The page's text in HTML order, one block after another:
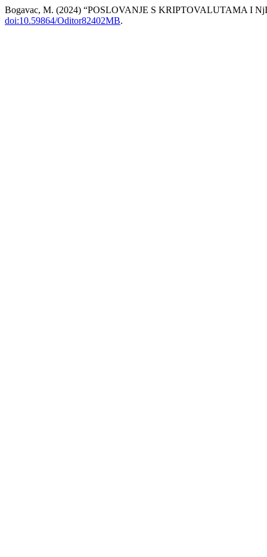
Bogavac, M. (2024) “POSLOVANJE S KRIPTOVALUTAMA I
doi:10.59864/Oditor82402MB.